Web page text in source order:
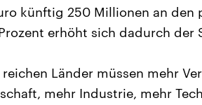
künftig 250 Millionen an den
erhöht sich dadurch der
reichen Länder müssen mehr
mehr Industrie, mehr